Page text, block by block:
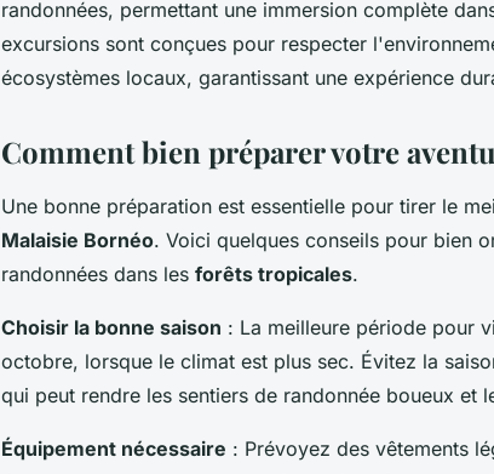
randonnées, permettant une immersion complète
excursions sont conçues pour respecter
écosystèmes locaux, garantissant une expérience
Comment bien préparer votre
Une bonne préparation est essentielle pour tirer le
Malaisie Bornéo. Voici quelques conseils pour bien
randonnées dans les forêts tropicales.
Choisir la bonne saison : La meilleure période pour
octobre, lorsque le climat est plus sec. Évitez la
qui peut rendre les sentiers de randonnée boueux et
Équipement nécessaire : Prévoyez des vêtements